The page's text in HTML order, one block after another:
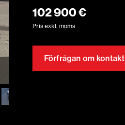
102 900 €
Pris exkl. moms
Förfrågan om kontakt